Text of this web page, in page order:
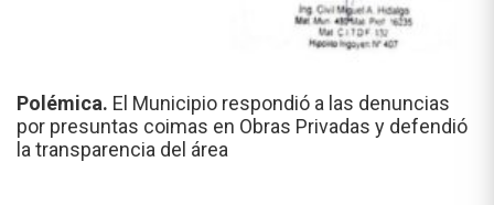
Polémica. El Municipio respondió a las denuncias
por presuntas coimas en Obras Privadas y defendió
la transparencia del área